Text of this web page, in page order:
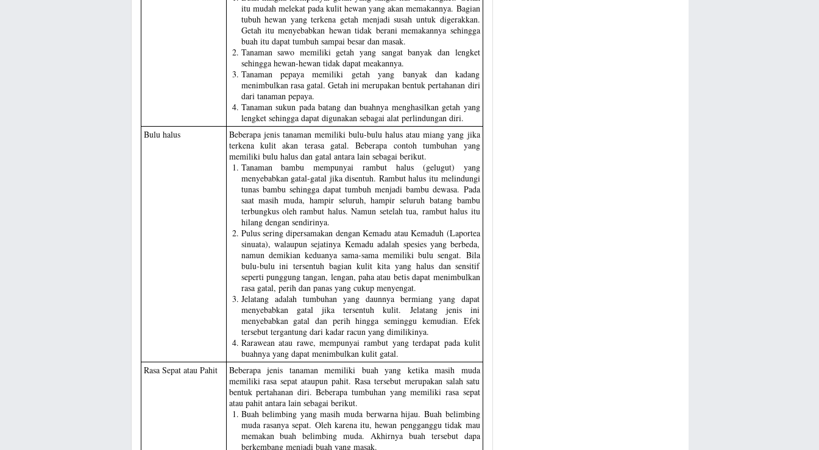
itu mudah melekat pada kulit hewan yang akan memakannya. Bagian
tubuh hewan yang terkena getah menjadi susah untuk digerakkan.
Getah itu menyebabkan hewan tidak berani memakannya sehingga
buah itu dapat tumbuh sampai besar dan masak.
Tanaman sawo memiliki getah yang sangat banyak dan lengket
sehingga hewan-hewan tidak dapat meakannya.
Tanaman pepaya memiliki getah yang banyak dan kadang
menimbulkan rasa gatal. Getah ini merupakan bentuk pertahanan diri
dari tanaman pepaya.
Tanaman sukun pada batang dan buahnya menghasilkan getah yang
lengket sehingga dapat digunakan sebagai alat perlindungan diri.
Bulu halus
Beberapa jenis tanaman memiliki bulu-bulu halus atau miang yang jika
terkena kulit akan terasa gatal. Beberapa contoh tumbuhan yang
memiliki bulu halus dan gatal antara lain sebagai berikut.
Tanaman bambu mempunyai rambut halus (gelugut) yang
menyebabkan gatal-gatal jika disentuh. Rambut halus itu melindungi
tunas bambu sehingga dapat tumbuh menjadi bambu dewasa. Pada
saat masih muda, hampir seluruh, hampir seluruh batang bambu
terbungkus oleh rambut halus. Namun setelah tua, rambut halus itu
hilang dengan sendirinya.
Pulus sering dipersamakan dengan Kemadu atau Kemaduh (Laportea
sinuata), walaupun sejatinya Kemadu adalah spesies yang berbeda,
namun demikian keduanya sama-sama memiliki bulu sengat. Bila
bulu-bulu ini tersentuh bagian kulit kita yang halus dan sensitif
seperti punggung tangan, lengan, paha atau betis dapat menimbulkan
rasa gatal, perih dan panas yang cukup menyengat.
Jelatang adalah tumbuhan yang daunnya bermiang yang dapat
menyebabkan gatal jika tersentuh kulit. Jelatang jenis ini
menyebabkan gatal dan perih hingga seminggu kemudian. Efek
tersebut tergantung dari kadar racun yang dimilikinya.
Rarawean atau rawe, mempunyai rambut yang terdapat pada kulit
buahnya yang dapat menimbulkan kulit gatal.
Rasa Sepat atau Pahit
Beberapa jenis tanaman memiliki buah yang ketika masih muda
memiliki rasa sepat ataupun pahit. Rasa tersebut merupakan salah satu
bentuk pertahanan diri. Beberapa tumbuhan yang memiliki rasa sepat
atau pahit antara lain sebagai berikut.
Buah belimbing yang masih muda berwarna hijau. Buah belimbing
muda rasanya sepat. Oleh karena itu, hewan pengganggu tidak mau
memakan buah belimbing muda. Akhirnya buah tersebut dapa
berkembang menjadi buah yang masak.